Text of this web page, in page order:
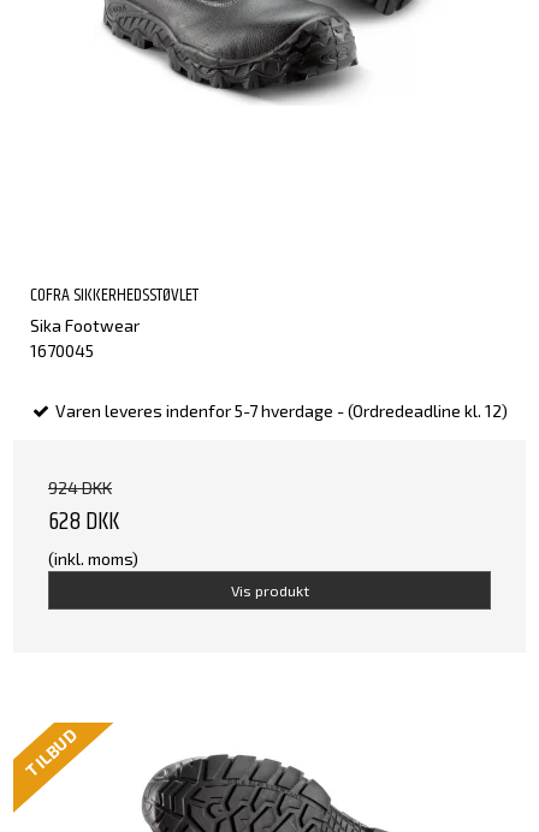
COFRA SIKKERHEDSSTØVLET
Sika Footwear
1670045
Varen leveres indenfor 5-7 hverdage - (Ordredeadline kl. 12)
924 DKK
628 DKK
(inkl. moms)
Vis produkt
TILBUD